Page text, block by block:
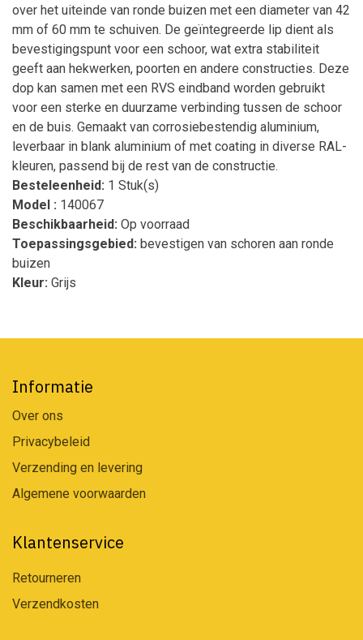
over het uiteinde van ronde buizen met een diameter van 42
mm of 60 mm te schuiven. De geïntegreerde lip dient als
bevestigingspunt voor een schoor, wat extra stabiliteit
geeft aan hekwerken, poorten en andere constructies. Deze
dop kan samen met een RVS eindband worden gebruikt
voor een sterke en duurzame verbinding tussen de schoor
en de buis. Gemaakt van corrosiebestendig aluminium,
leverbaar in blank aluminium of met coating in diverse RAL-
kleuren, passend bij de rest van de constructie.
Besteleenheid: 1 Stuk(s)
Model : 140067
Beschikbaarheid: Op voorraad
Toepassingsgebied: bevestigen van schoren aan ronde
buizen
Kleur: Grijs
Informatie
Over ons
Privacybeleid
Verzending en levering
Algemene voorwaarden
Klantenservice
Retourneren
Verzendkosten